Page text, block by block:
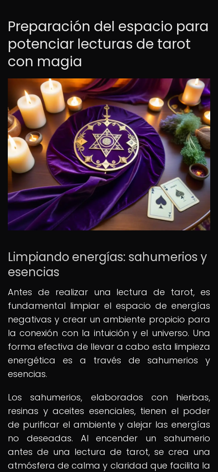
Preparación del espacio para
potenciar lecturas de tarot
con magia
Limpiando energías: sahumerios y
esencias
Antes de realizar una lectura de tarot, es
fundamental limpiar el espacio de energías
negativas y crear un ambiente propicio para
la conexión con la intuición y el universo. Una
forma efectiva de llevar a cabo esta limpieza
energética es a través de sahumerios y
esencias.
Los sahumerios, elaborados con hierbas,
resinas y aceites esenciales, tienen el poder
de purificar el ambiente y alejar las energías
no deseadas. Al encender un sahumerio
antes de una lectura de tarot, se crea una
atmósfera de calma y claridad que facilita la